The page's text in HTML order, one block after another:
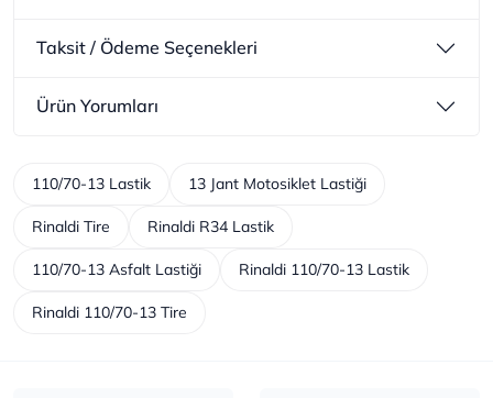
Taksit / Ödeme Seçenekleri
Ürün Yorumları
110/70-13 Lastik 13 Jant Motosiklet Lastiği
Rinaldi Tire Rinaldi R34 Lastik
110/70-13 Asfalt Lastiği Rinaldi 110/70-13 Lastik
Rinaldi 110/70-13 Tire